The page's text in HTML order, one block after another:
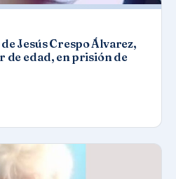
Jesús Crespo Álvarez,
de edad, en prisión de